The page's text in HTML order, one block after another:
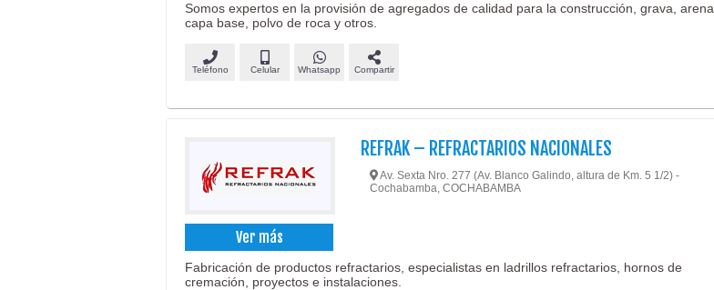
Somos expertos en la provisión de agregados de calidad para la construcción, grava, arena,
capa base, polvo de roca y otros.
Teléfono Celular Whatsapp Compartir
Ver más
REFRAK – REFRACTARIOS NACIONALES
Av. Sexta Nro. 277 (Av. Blanco Galindo, altura de Km. 5 1/2) -
Cochabamba, COCHABAMBA
Fabricación de productos refractarios, especialistas en ladrillos refractarios, hornos de
cremación, proyectos e instalaciones.